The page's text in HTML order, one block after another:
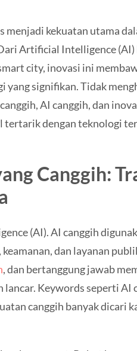
menjadi kekuatan utama
Artificial Intelligence
city, inovasi ini
yang signifikan. Tidak
AI canggih, dan
tertarik dengan teknologi
Canggih:
(AI). AI canggih
dan layanan
, dan bertanggung jawab
Keywords seperti AI
canggih banyak dicari